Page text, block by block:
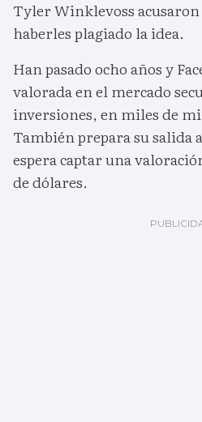
Tyler Winklevoss
haberles plagiado la idea.
Han pasado ocho años y
valorada en el mercado
inversiones, en miles de
También prepara su salida
espera captar una
de dólares.